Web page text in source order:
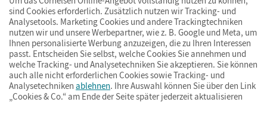
ImpressumAGBDatenschutzBarrierefreiheitCookies & Co.
sind Cookies erforderlich. Zusätzlich nutzen wir Tracking- und
Analysetools. Marketing Cookies und andere Trackingtechniken
nutzen wir und unsere Werbepartner, wie z. B. Google und Meta, um
Ihnen personalisierte Werbung anzuzeigen, die zu Ihren Interessen
passt. Entscheiden Sie selbst, welche Cookies Sie annehmen und
welche Tracking- und Analysetechniken Sie akzeptieren. Sie können
auch alle nicht erforderlichen Cookies sowie Tracking- und
Analysetechniken ablehnen. Ihre Auswahl können Sie über den Link
„Cookies & Co.“ am Ende der Seite später jederzeit aktualisieren